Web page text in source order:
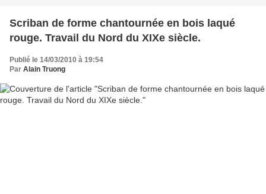
Scriban de forme chantournée en bois laqué
rouge. Travail du Nord du XIXe siècle.
Publié le 14/03/2010 à 19:54
Par Alain Truong